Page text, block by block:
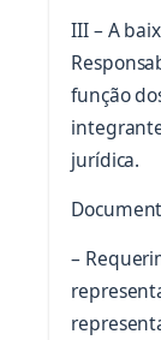
III – A
função
jurídica.
–